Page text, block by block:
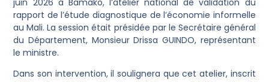
rapport de l’étude diagnostique de l’économie informelle
au Mali. La session était présidée par le Secrétaire général
du Département, Monsieur Drissa GUINDO, représentant
le ministre.
Dans son intervention, il soulignera que cet atelier, inscrit